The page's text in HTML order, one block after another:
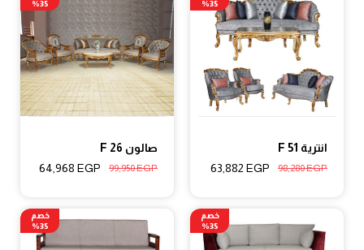
انترية F 51
98,280EGP
63,882 EGP
35%
صالون F 26
99,950EGP
64,968 EGP
35%
خصم
35%
خصم
35%